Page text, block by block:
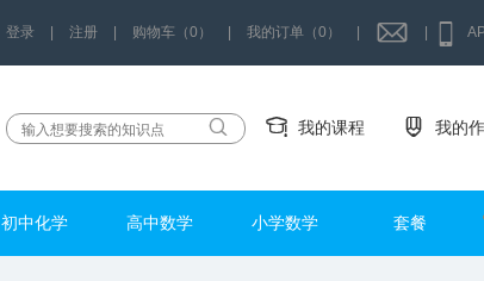
登录 注册 购物车（0） 我的订单（0）
我的课程 我的
初中化学 高中数学 小学数学 套餐